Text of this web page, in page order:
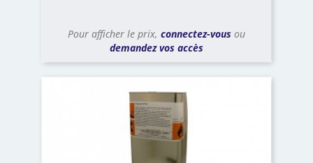
Pour afficher le prix, connectez-vous ou
demandez vos accès